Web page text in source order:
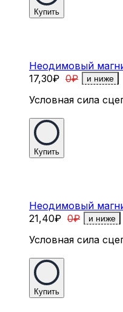
Купить
Неодимовый
17,30₽ 0₽ и ниже
Условная сила
Купить
Неодимовый
21,40₽ 0₽ и ниже
Условная сила
Купить